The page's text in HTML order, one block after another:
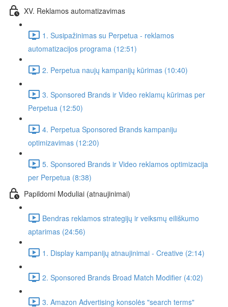
XV. Reklamos automatizavimas
1. Susipažinimas su Perpetua - reklamos
automatizacijos programa (12:51)
2. Perpetua naujų kampanijų kūrimas (10:40)
3. Sponsored Brands ir Video reklamų kūrimas per
Perpetua (12:50)
4. Perpetua Sponsored Brands kampaniju
optimizavimas (12:20)
5. Sponsored Brands ir Video reklamos optimizacija
per Perpetua (8:38)
Papildomi Moduliai (atnaujinimai)
Bendras reklamos strategijų ir veiksmų eiliškumo
aptarimas (24:56)
1. Display kampanijų atnaujinimai - Creative (2:14)
2. Sponsored Brands Broad Match Modifier (4:02)
3. Amazon Advertising konsolės "search terms"